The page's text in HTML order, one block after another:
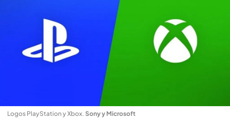
Logos PlayStation y Xbox. Sony y Microsoft